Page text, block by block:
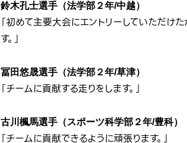
鈴木孔士選手（法学部２年/中越）
「初めて主要大会にエントリーしていただけ
す。」
冨田悠晟選手（法学部２年/草津）
「チームに貢献する走りをします。」
古川楓馬選手（スポーツ科学部２年/豊科）
「チームに貢献できるように頑張ります。」